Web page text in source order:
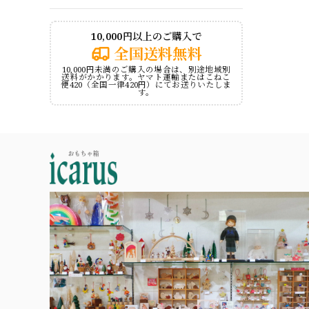
10,000円以上のご購入で
全国送料無料
10,000円未満のご購入の場合は、別途地域別
送料がかかります。ヤマト運輸またはこねこ
便420（全国一律420円）にてお送りいたしま
す。